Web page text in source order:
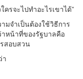
รจะไปทำอะไรเขาได้”
มจำเป็นต้องใช้วิธีการ
าหน้าที่ของรัฐบาลคือ
สอบสวน
า